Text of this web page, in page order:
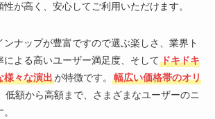
が高く、安心してご利用いただけます。
ンナップが豊富ですので選ぶ楽しさ、業界ト
による高いユーザー満足度、そしてドキドキ
様々な演出が特徴です。
幅広い価格帯のオリ
低額から高額まで、さまざまなユーザーのニ